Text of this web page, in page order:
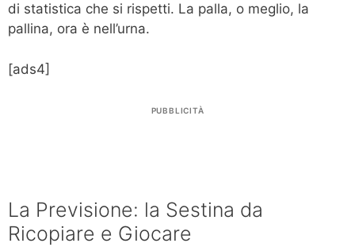
di statistica che si rispetti. La palla, o meglio, la
pallina, ora è nell’urna.
[ads4]
PUBBLICITÀ
La Previsione: la Sestina da
Ricopiare e Giocare